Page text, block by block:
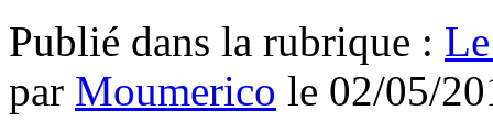
Publié dans la rubrique :
par Moumerico le 02/05/